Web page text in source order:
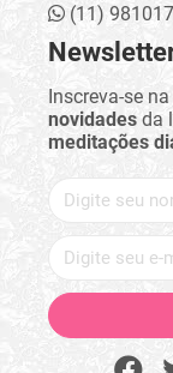
(11)
Inscreva-se
novidades da
meditações